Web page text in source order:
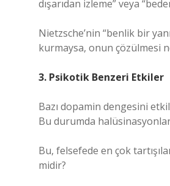
dışarıdan izleme” veya
Nietzsche’nin “benlik bir
kurmaysa, onun çözülmesi
3. Psikotik Benzeri Etkiler
Bazı dopamin dengesini
Bu durumda
Bu, felsefede en çok
midir?